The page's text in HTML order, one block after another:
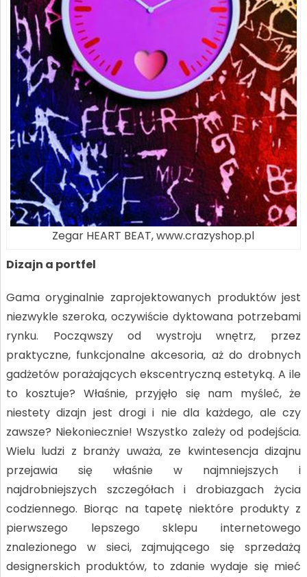
Zegar HEART BEAT, www.crazyshop.pl
Dizajn a portfel
Gama oryginalnie zaprojektowanych produktów jest
niezwykle szeroka, oczywiście dyktowana potrzebami
rynku. Począwszy od wystroju wnętrz, przez
praktyczne, funkcjonalne akcesoria, aż do drobnych
gadżetów porażających ekscentryczną estetyką. A ile
to kosztuje? Właśnie, przyjęło się nam myśleć, że
niestety dizajn jest drogi i nie dla każdego, ale czy
zawsze? Niekoniecznie! Wszystko zależy od podejścia.
Wielu ludzi z branży uważa, ze kwintesencja dizajnu
przejawia się właśnie w najmniejszych i
najdrobniejszych szczegółach i drobiazgach życia
codziennego. Biorąc na tapetę niektóre produkty z
pierwszego lepszego sklepu internetowego
znalezionego w sieci, zajmującego się sprzedażą
designerskich produktów, to zdanie wydaje się mieć